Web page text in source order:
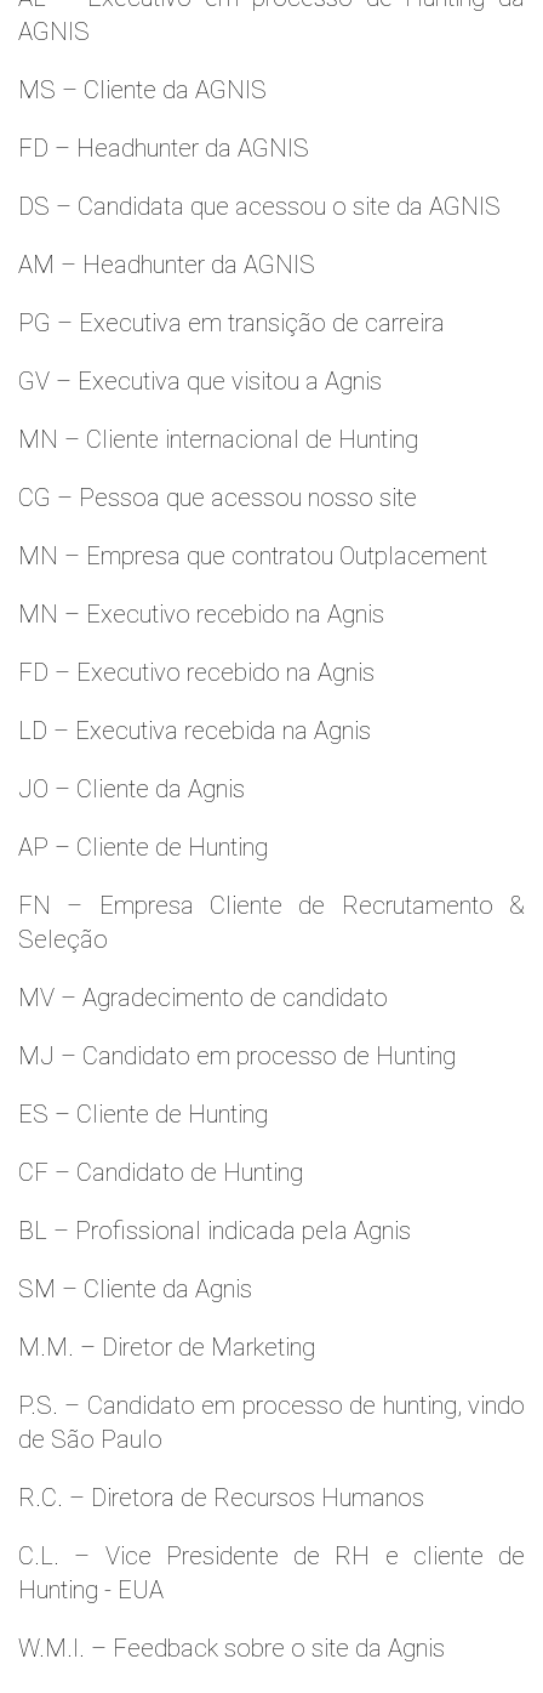
AGNIS
MS – Cliente da AGNIS
FD – Headhunter da AGNIS
DS – Candidata que acessou o site da AGNIS
AM – Headhunter da AGNIS
PG – Executiva em transição de carreira
GV – Executiva que visitou a Agnis
MN – Cliente internacional de Hunting
CG – Pessoa que acessou nosso site
MN – Empresa que contratou Outplacement
MN – Executivo recebido na Agnis
FD – Executivo recebido na Agnis
LD – Executiva recebida na Agnis
JO – Cliente da Agnis
AP – Cliente de Hunting
FN – Empresa Cliente de Recrutamento &
Seleção
MV – Agradecimento de candidato
MJ – Candidato em processo de Hunting
ES – Cliente de Hunting
CF – Candidato de Hunting
BL – Profissional indicada pela Agnis
SM – Cliente da Agnis
M.M. – Diretor de Marketing
P.S. – Candidato em processo de hunting, vindo
de São Paulo
R.C. – Diretora de Recursos Humanos
C.L. – Vice Presidente de RH e cliente de
Hunting - EUA
W.M.l. – Feedback sobre o site da Agnis